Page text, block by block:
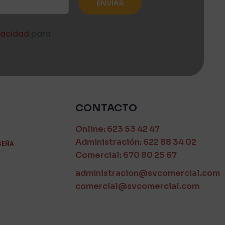
CONTACTO
Online: 623 53 42 47
Administración: 622 88 34 02
Comercial: 670 80 25 67
administracion@svcomercial.com
comercial@svcomercial.com